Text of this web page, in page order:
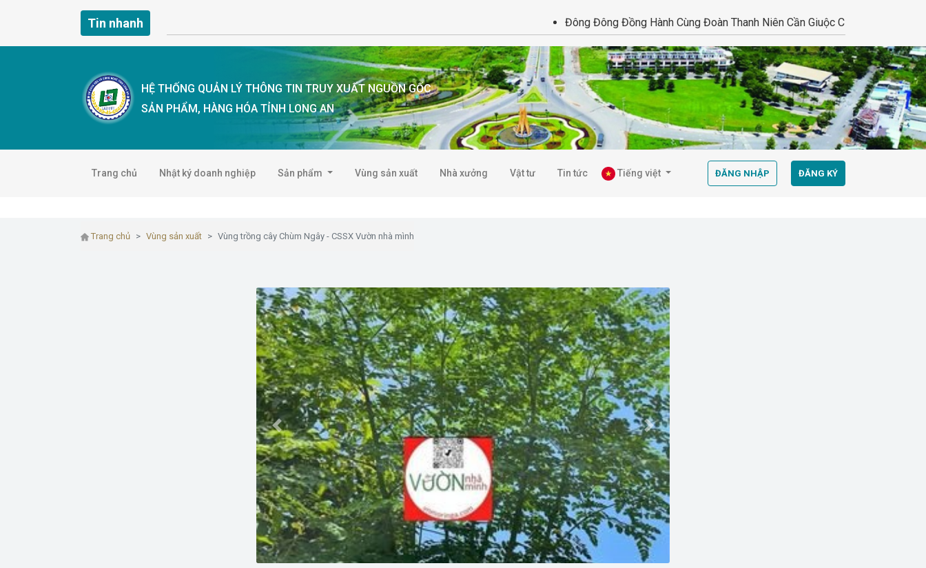
Tin nhanh Đông Đông Đồng Hành Cùng Đoàn Thanh Niên Cần Giuộc Cứu Trợ Đồng Bào Vùng
HỆ THỐNG QUẢN LÝ THÔNG TIN TRUY XUẤT NGUỒN GỐC
SẢN PHẨM, HÀNG HÓA TỈNH LONG AN
Trang chủ Nhật ký doanh nghiệp Sản phẩm Vùng sản xuất Nhà xưởng Vật tư Tin tức Tiếng việt ĐĂNG NHẬP ĐĂNG KÝ
Trang chủ Vùng sản xuất Vùng trồng cây Chùm Ngây - CSSX Vườn nhà mình
Previous Next